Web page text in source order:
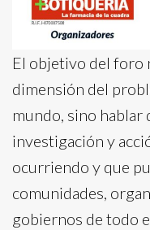
El objetivo del foro
dimensión del
mundo, sino hablar
investigación y
ocurriendo y que
comunidades,
gobiernos de todo